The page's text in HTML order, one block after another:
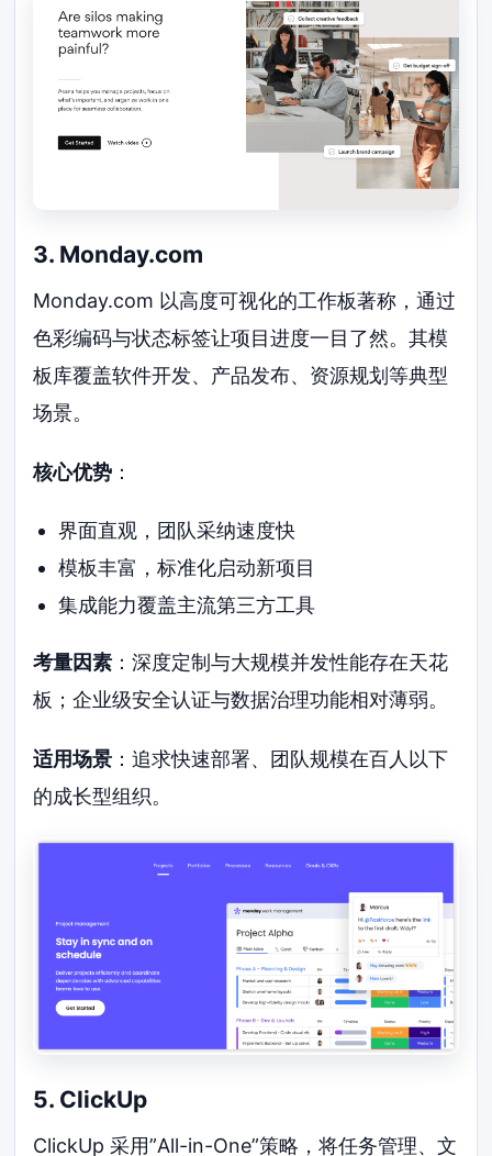
3. Monday.com
Monday.com 以高度可视化的工作板著称，通过
色彩编码与状态标签让项目进度一目了然。其模
板库覆盖软件开发、产品发布、资源规划等典型
场景。
核心优势 ：
界面直观，团队采纳速度快
模板丰富，标准化启动新项目
集成能力覆盖主流第三方工具
考量因素 ：深度定制与大规模并发性能存在天花
板；企业级安全认证与数据治理功能相对薄弱。
适用场景 ：追求快速部署、团队规模在百人以下
的成长型组织。
5. ClickUp
ClickUp 采用”All-in-One”策略，将任务管理、文